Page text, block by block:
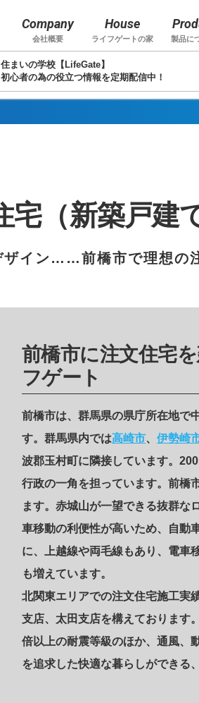
Company
会社概要
House
ライフゲートの家 製品に
住まいの学校【LifeGate】
初心者の為の役立つ情報を定期配信中！
宅（新築戸建
イン……前橋市で理想の
前橋市に注文住宅
フゲート
前橋市は、群馬県の県庁所在地で
す。群馬県内では高崎市、 伊勢崎
波郡玉村町に隣接しています。
行政の一角を担っています。前橋
ます。赤城山が一望できる抜群な
車移動の利便性が高いため、自動
に、上越線や両毛線もあり、電車
も増えています。
北関東エリアでの注文住宅施工実
支店、太田支店を構えております
倍以上の耐震等級のほか、通風、
を追求した快適な暮らしができる